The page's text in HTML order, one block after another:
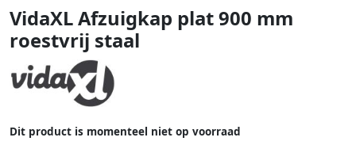
VidaXL Afzuigkap plat 900 mm
roestvrij staal
Dit product is momenteel niet op voorraad